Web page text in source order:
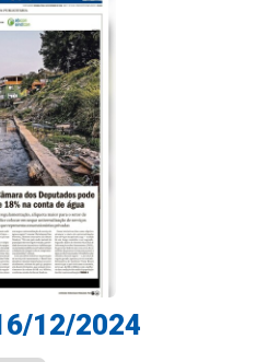
12/2024